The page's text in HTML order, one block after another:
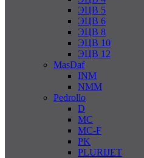
ЭЦВ 5
ЭЦВ 6
ЭЦВ 8
ЭЦВ 10
ЭЦВ 12
MasDaf
INM
NMM
Pedrollo
D
MC
MC-F
PK
PLURIJET